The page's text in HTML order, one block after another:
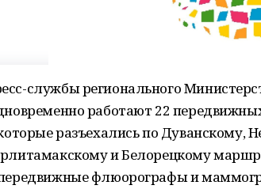
службы регионального
работают 22
разъехались по Дуванскому,
и Белорецкому
флюорографы и